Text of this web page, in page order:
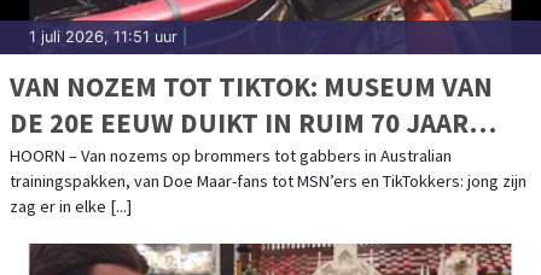
1 juli 2026, 11:51 uur
VAN NOZEM TOT TIKTOK: MUSEUM VAN
DE 20E EEUW DUIKT IN RUIM 70 JAAR
JONGERENCULTUUR
HOORN – Van nozems op brommers tot gabbers in Australian
trainingspakken, van Doe Maar-fans tot MSN’ers en TikTokkers: jong zijn
zag er in elke [...]